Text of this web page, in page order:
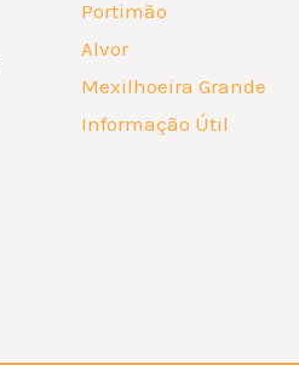
Portimão
Alvor
Mexilhoeira Grande
Informação Útil